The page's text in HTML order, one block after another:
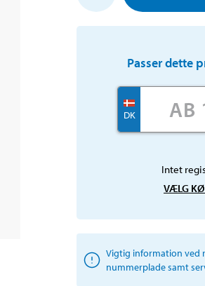
Passer dette
DK
Intet
VÆLG
Vigtig information ved
nummerplade samt